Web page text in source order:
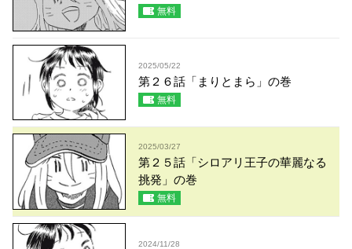
無料
2025/05/22
第２６話「まりとまら」の巻
無料
2025/03/27
第２５話「シロアリ王子の華麗なる
挑発」の巻
無料
2024/11/28